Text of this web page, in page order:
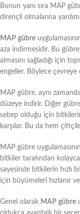
Bunun yanı sıra MAP
dirençli olmalarına
MAP gübre
aza indirmesidir. Bu
almasını sağladığı için
engeller. Böylece çevreye
MAP gübre, aynı
düzeye indirir. Diğer
sebep olduğu için
karşılar. Bu da hem
MAP gübre
bitkiler tarafından
sayesinde bitkilerin hızlı
için büyümeleri hızlanır
Genel olarak MAP gübre